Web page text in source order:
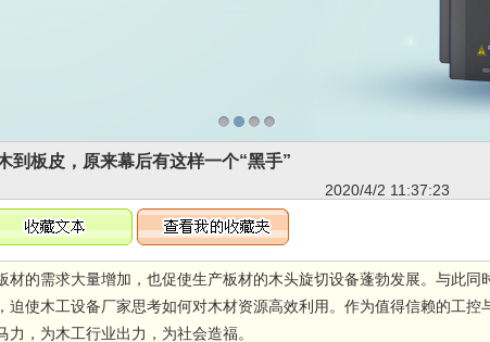
1 2 3 4
到板皮，原来幕后有这样一个“黑手”
2020/4/2 11:37:23
的需求大量增加，也促使生产板材的木头旋切设备蓬勃发展。与此同
迫使木工设备厂家思考如何对木材资源高效利用。作为值得信赖的工控
，为木工行业出力，为社会造福。